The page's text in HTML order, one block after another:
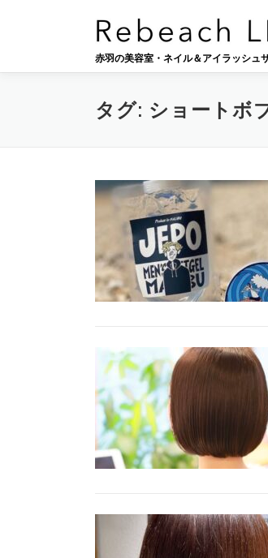
赤羽の美容室・ネイル＆アイラッシュ
タグ: ショートボ